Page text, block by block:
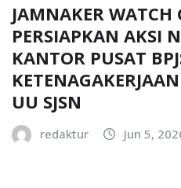
JAMNAKER WATCH
PERSIAPKAN AKSI
KANTOR PUSAT
UU SJSN
redaktur Jun 5,